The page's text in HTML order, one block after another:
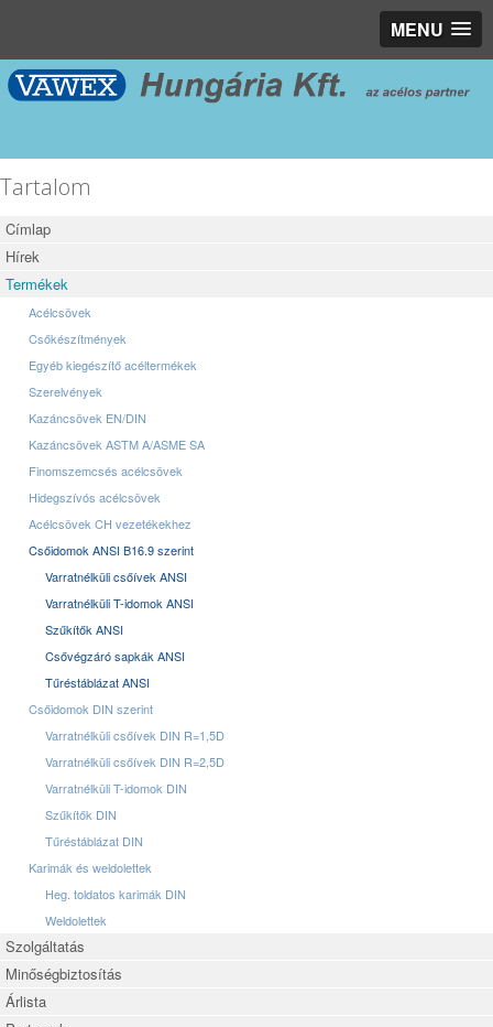
MENU
Tartalom
Címlap
Hírek
Termékek
Acélcsövek
Csőkészítmények
Egyéb kiegészítő acéltermékek
Szerelvények
Kazáncsövek EN/DIN
Kazáncsövek ASTM A/ASME SA
Finomszemcsés acélcsövek
Hidegszívós acélcsövek
Acélcsövek CH vezetékekhez
Csőidomok ANSI B16.9 szerint
Varratnélküli csőívek ANSI
Varratnélküli T-idomok ANSI
Szűkítők ANSI
Csővégzáró sapkák ANSI
Tűréstáblázat ANSI
Csőidomok DIN szerint
Varratnélküli csőívek DIN R=1,5D
Varratnélküli csőívek DIN R=2,5D
Varratnélküli T-idomok DIN
Szűkítők DIN
Tűréstáblázat DIN
Karimák és weldolettek
Heg. toldatos karimák DIN
Weldolettek
Szolgáltatás
Minőségbiztosítás
Árlista